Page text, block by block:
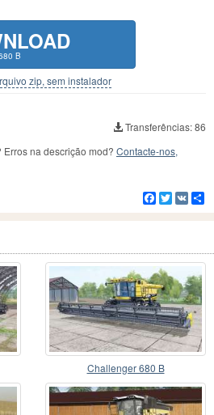
B
zip, sem instalador
Transferências: 86
na descrição mod? Contacte-nos,
Facebook
Twitter
VK
Challenger 680 B